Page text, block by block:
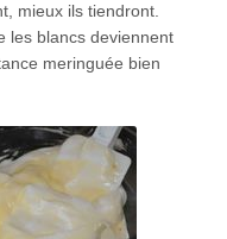
mieux ils tiendront.
les blancs deviennent
meringuée bien